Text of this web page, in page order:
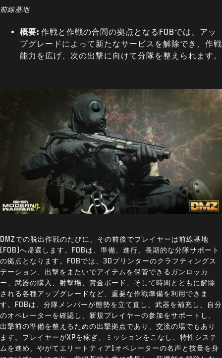
前線基地
概要: 作戦と作戦の合間の拠点となるFOBでは、アッ
プグレードによって新たなサービスを解除でき、作戦
能力を広げ、次の出撃に向けて分隊を整えられます。
DMZでの脱出作戦のたびに、その前後でプレイヤーは前線基地
(FOB)へ帰還します。FOBは、準備、進行、長期的な分隊サポート
の拠点となります。FOBでは、3Dプリンターのクラフティングス
テーション、出撃をまたいでアイテムを保管できるガンロッカ
ー、武器の購入、射撃場、賞金ボード、そして時間とともに解除
される各種アップグレードなど、重要な作戦準備を利用できま
す。FOBは、分隊メンバーが態勢を立て直し、武器を補充し、自分
のオペレーターを確認し、新規プレイヤーの参加をサポートし、
出撃前の準備を整えるための出撃拠点であり、交流の場でもあり
ます。プレイヤーがXPを稼ぎ、ミッションをこなし、特性システ
ムを進め、やがてエリートティア1オペレーターの名声と技量を身